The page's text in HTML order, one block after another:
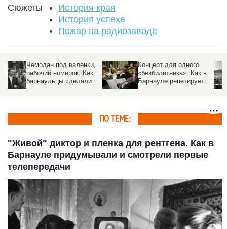
Сюжеты
История края
История успеха
Пожар на радиозаводе
Концерт для одного
«безбилетника». Как в
Барнауле репетирует
Царский рудник в
ледяной «рубашке».
Что за подземное море
когда-то было в горах
ПО ТЕМЕ:
"Живой" диктор и пленка для рентгена. Как в
Барнауле придумывали и смотрели первые
телепередачи